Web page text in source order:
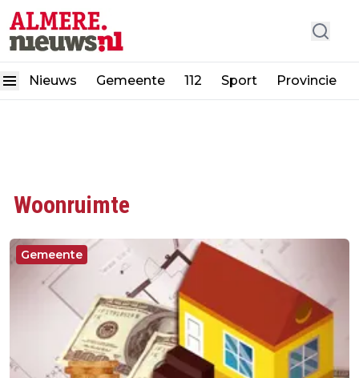
Nieuws Gemeente 112 Sport Provincie
Woonruimte
Gemeente